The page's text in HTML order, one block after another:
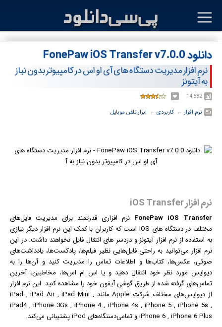
دانلود FonePaw iOS Transfer v7.0.0
نرم افزار مدیریت دستگاه های آی او اس در کامپیوتر بدون نیاز
به آیتونز
14,682
نرم افزار ← ‏ کاربردی ← ‏ ابزار تلفن موبایل
نرم افزار iOS Transfer
FonePaw iOS Transfer نرم افزاری قدرتمند برای مدیریت فایل‌های
مختلف در دستگاه های IOS است که کاربران با کمک این نرم افزار دیگر نیازی
به استفاده از نرم افزار آیتونز و دردسر های انتقال فایل نخواهند داشت. در این
نرم افزار می‌توانید به راحتی فایل‌هایی نظیر فیلم‌ها، پادکست‌ها، یادداشت‌های
صوتی، عکس‌ها، کتاب‌ها و اطلاعات تماس را مدیریت کنید و آن‌ها را به
دیوایس مورد نظر خود انتقال دهید و یا اس ام اس‌ها، مخاطبین، آخرین
تماس‌های گرفته شده از طریق گوشی آیفون خود را مشاهده کنید. این نرم افزار
از دیوایس‌های مختلف شرکت Apple مانند iPad , iPad Air , iPad Mini ,
iPad4 , iPhone 3Gs , iPhone 4 , iPhone 4s , iPhone 5 , iPhone 5s ,
iPhone 6 , iPhone 6 Plus و تمامی‌دستگاه‌های iPod پشتیبانی می‌کند.